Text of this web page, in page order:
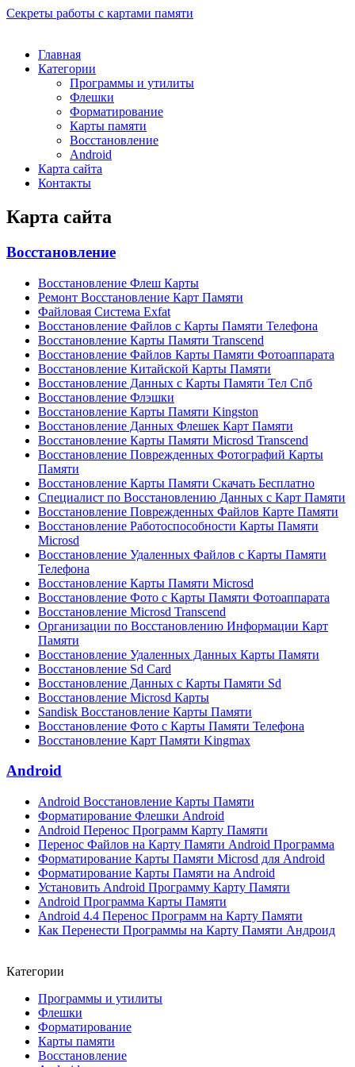
Секреты работы с картами памяти
Главная
Категории
Программы и утилиты
Флешки
Форматирование
Карты памяти
Восстановление
Android
Карта сайта
Контакты
Карта сайта
Восстановление
Восстановление Флеш Карты
Ремонт Восстановление Карт Памяти
Файловая Система Exfat
Восстановление Файлов с Карты Памяти Телефона
Восстановление Карты Памяти Transcend
Восстановление Файлов Карты Памяти Фотоаппарата
Восстановление Китайской Карты Памяти
Восстановление Данных с Карты Памяти Тел Спб
Восстановление Флэшки
Восстановление Карты Памяти Kingston
Восстановление Данных Флешек Карт Памяти
Восстановление Карты Памяти Microsd Transcend
Восстановление Поврежденных Фотографий Карты
Памяти
Восстановление Карты Памяти Скачать Бесплатно
Специалист по Восстановлению Данных с Карт Памяти
Восстановление Поврежденных Файлов Карте Памяти
Восстановление Работоспособности Карты Памяти
Microsd
Восстановление Удаленных Файлов с Карты Памяти
Телефона
Восстановление Карты Памяти Microsd
Восстановление Фото с Карты Памяти Фотоаппарата
Восстановление Microsd Transcend
Организации по Восстановлению Информации Карт
Памяти
Восстановление Удаленных Данных Карты Памяти
Восстановление Sd Card
Восстановление Данных с Карты Памяти Sd
Восстановление Microsd Карты
Sandisk Восстановление Карты Памяти
Восстановление Фото с Карты Памяти Телефона
Восстановление Карт Памяти Kingmax
Android
Android Восстановление Карты Памяти
Форматирование Флешки Android
Android Перенос Программ Карту Памяти
Перенос Файлов на Карту Памяти Android Программа
Форматирование Карты Памяти Microsd для Android
Форматирование Карты Памяти на Android
Установить Android Программу Карту Памяти
Android Программа Карты Памяти
Android 4.4 Перенос Программ на Карту Памяти
Как Перенести Программы на Карту Памяти Андроид
Категории
Программы и утилиты
Флешки
Форматирование
Карты памяти
Восстановление